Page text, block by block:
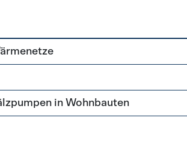
in Wohnbauten